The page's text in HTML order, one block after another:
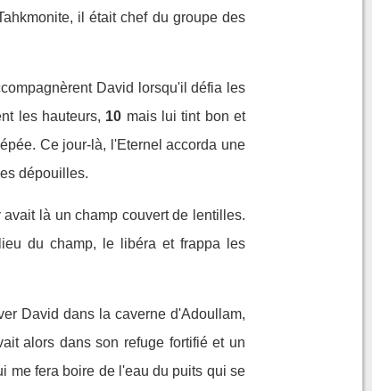
il était chef du groupe des
David lorsqu'il défia les
les hauteurs, 10 mais lui tint bon et
Ce jour-là, l'Eternel accorda une
dépouilles.
là un champ couvert de lentilles.
du champ, le libéra et frappa les
David dans la caverne d'Adoullam,
alors dans son refuge fortifié et un
me fera boire de l'eau du puits qui se